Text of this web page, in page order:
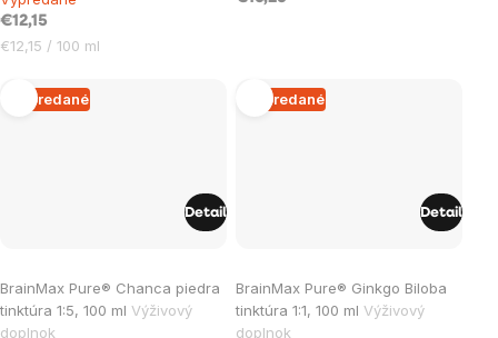
z
5
€12,15
Jednotková
€12,15 / 100 ml
Vypredané
BrainMax Pure® Chanca piedra
tinktúra 1:5, 100 ml Výživový
doplnok
hodnotenie
produktu
Detail
Vypredané
BrainMax Pure® Ginkgo Biloba
tinktúra 1:1, 100 ml Výživový
doplnok
Detail